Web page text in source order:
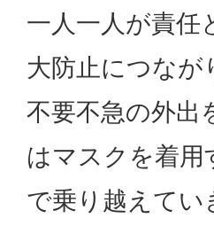
一人一人が責任
大防止につなが
不要不急の外出
はマスクを着
で乗り越えてい